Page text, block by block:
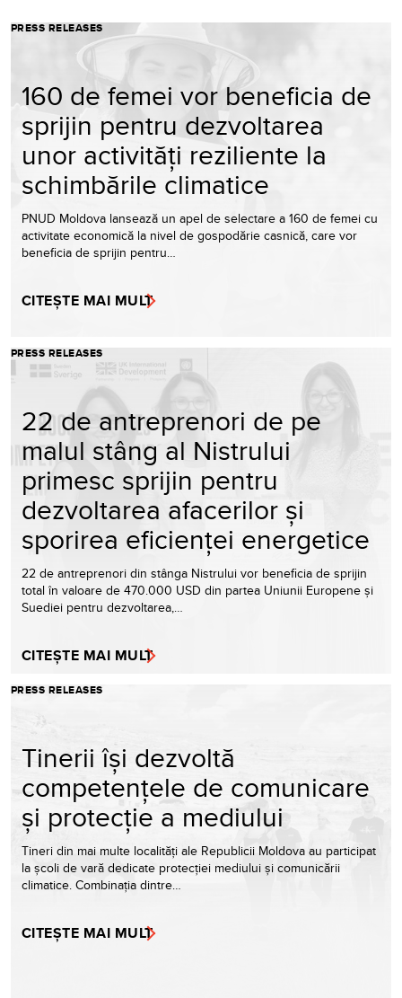
PRESS RELEASES
160 de femei vor beneficia de
sprijin pentru dezvoltarea
unor activități reziliente la
schimbările climatice
PNUD Moldova lansează un apel de selectare a 160 de femei cu
activitate economică la nivel de gospodărie casnică, care vor
beneficia de sprijin pentru…
CITEȘTE MAI MULT
PRESS RELEASES
22 de antreprenori de pe
malul stâng al Nistrului
primesc sprijin pentru
dezvoltarea afacerilor și
sporirea eficienței energetice
22 de antreprenori din stânga Nistrului vor beneficia de sprijin
total în valoare de 470.000 USD din partea Uniunii Europene și
Suediei pentru dezvoltarea,…
CITEȘTE MAI MULT
PRESS RELEASES
Tinerii își dezvoltă
competențele de comunicare
și protecție a mediului
Tineri din mai multe localități ale Republicii Moldova au participat
la școli de vară dedicate protecției mediului și comunicării
climatice. Combinația dintre…
CITEȘTE MAI MULT